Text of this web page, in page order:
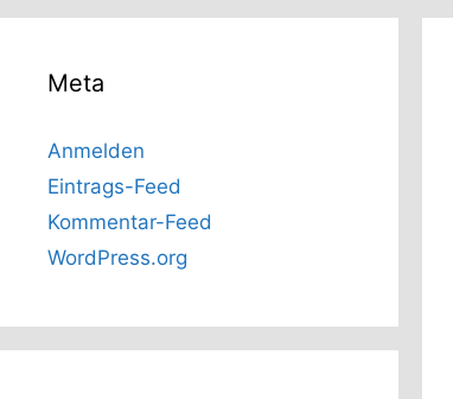
Meta
Anmelden
Eintrags-Feed
Kommentar-Feed
WordPress.org